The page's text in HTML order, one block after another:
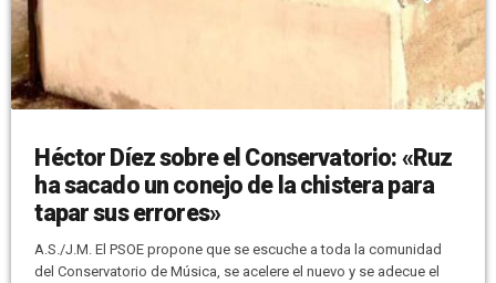
Héctor Díez sobre el Conservatorio: «Ruz
ha sacado un conejo de la chistera para
tapar sus errores»
A.S./J.M. El PSOE propone que se escuche a toda la comunidad
del Conservatorio de Música, se acelere el nuevo y se adecue el